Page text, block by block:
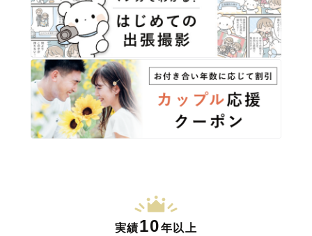
実績10年以上